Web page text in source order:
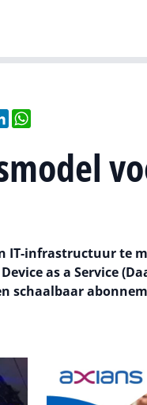
LinkedIn
IT-infrastructuur te
as a Service
schaalbaar